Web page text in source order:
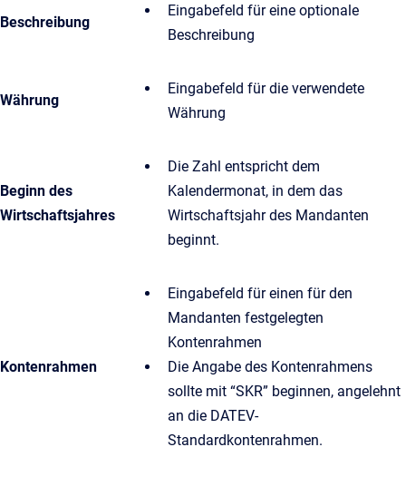
Beschreibung
Eingabefeld für eine optionale
Beschreibung
Währung
Eingabefeld für die verwendete
Währung
Beginn des
Wirtschaftsjahres
Die Zahl entspricht dem
Kalendermonat, in dem das
Wirtschaftsjahr des Mandanten
beginnt.
Kontenrahmen
Eingabefeld für einen für den
Mandanten festgelegten
Kontenrahmen
Die Angabe des Kontenrahmens
sollte mit “SKR” beginnen, angelehnt
an die DATEV-
Standardkontenrahmen.